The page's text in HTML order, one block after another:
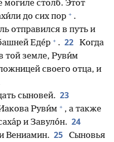
могиле столб. Этот
до сих пор + .
отправился в путь и
Еде́р + . 22
Когда
той земле, Руви́м
своего отца, и
сыновей. 23
Руви́м + , а также
и Завуло́н. 24
Вениамин. 25
Сыновья